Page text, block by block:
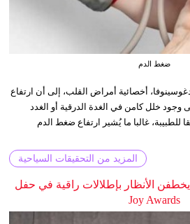
ضغط الدم
أخصائية أمراض القلب، إلى أن ارتفاع
خلل كامن في الغدة الدرقية أو الغدد
للطبيبة، غالبا ما يُشير ارتفاع ضغط الدم
المزيد من التحقيقات السياحية
الأنظار بإطلالات راقية في حفل
Joy Awards